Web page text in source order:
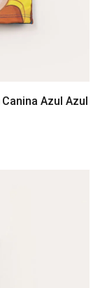
Azul Azul